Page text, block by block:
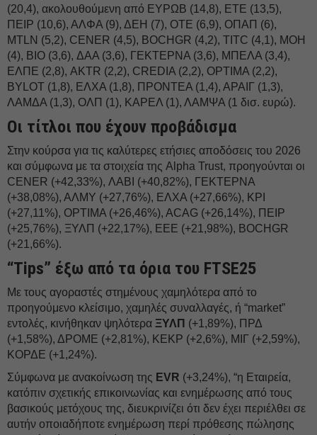
(20,4), ακολουθούμενη από EΥΡΩΒ (14,8), ΕΤΕ (13,5),
ΠΕΙΡ (10,6), ΑΛΦΑ (9), ΔΕΗ (7), ΟΤΕ (6,9), ΟΠΑΠ (6),
MTLN (5,2), CENER (4,5), BOCHGR (4,2), TITC (4,1), ΜΟΗ
(4), BIO (3,6), ΔΑΑ (3,6), ΓΕΚΤΕΡΝΑ (3,6), ΜΠΕΛΑ (3,4),
ΕΛΠΕ (2,8), AKTR (2,2), CREDIA (2,2), OPTIMA (2,2),
BYLOT (1,8), ΕΛΧΑ (1,8), ΠΡΟΝΤΕΑ (1,4), ΑΡΑΙΓ (1,3),
ΛΑΜΔΑ (1,3), ΟΛΠ (1), ΚΑΡΕΛ (1), ΛΑΜΨΑ (1 δισ. ευρώ).
Οι τίτλοι που έχουν προβάδισμα
Στην κούρσα για τις καλύτερες ετήσιες αποδόσεις του 2026
και σύμφωνα με τα στοιχεία της Alpha Trust, προηγούνται οι
CENER (+42,33%), ΛΑΒΙ (+40,82%), ΓΕΚΤΕΡΝΑ
(+38,08%), ΑΛΜΥ (+27,76%), ΕΛΧΑ (+27,66%), ΚΡΙ
(+27,11%), OPTIMA (+26,46%), ACAG (+26,14%), ΠΕΙΡ
(+25,76%), ΞΥΛΠ (+22,17%), ΕΕΕ (+21,98%), BOCHGR
(+21,66%).
“Tips” έξω από τα όρια του FTSE25
Με τους αγοραστές στημένους χαμηλότερα από το
προηγούμενο κλείσιμο, χαμηλές συναλλαγές, ή “market”
εντολές, κινήθηκαν ψηλότερα ΞΥΛΠ (+1,89%), ΠΡΔ
(+1,58%), ΔΡΟΜΕ (+2,81%), ΚΕΚΡ (+2,6%), ΜΙΓ (+2,59%),
ΚΟΡΔΕ (+1,24%).
Σύμφωνα με ανακοίνωση της EVR (+3,24%), “η Εταιρεία,
κατόπιν σχετικής επικοινωνίας και ενημέρωσης από τους
βασικούς μετόχους της, διευκρινίζει ότι δεν έχει περιέλθει σε
αυτήν οποιαδήποτε ενημέρωση περί πρόθεσης πώλησης